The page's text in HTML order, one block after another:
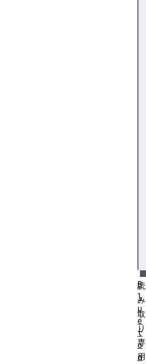
読
み
取
り
専
用
B
l
u
e
t
o
o